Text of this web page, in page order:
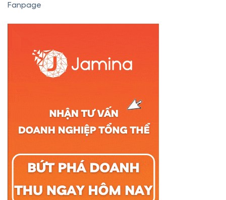
Fanpage